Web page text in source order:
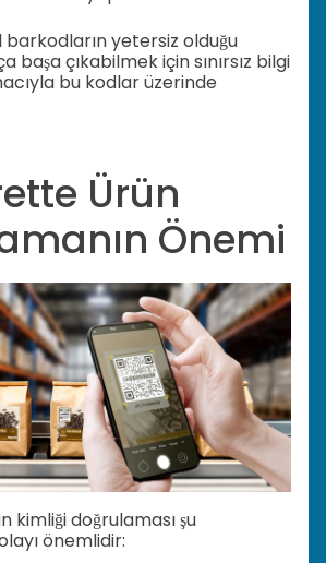
barkodların yetersiz olduğu
başa çıkabilmek için sınırsız bilgi
bu kodlar üzerinde
Ürün
Önemi
doğrulaması şu
önemlidir: